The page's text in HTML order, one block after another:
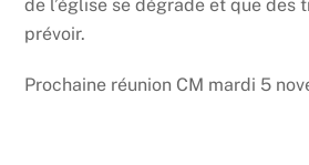
de l’église se dégrade et que des
prévoir.
Prochaine réunion CM mardi 5